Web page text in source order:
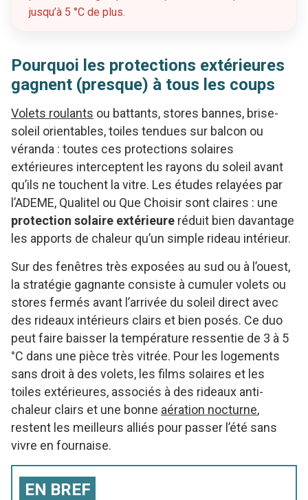
jusqu’à 5 °C de plus.
Pourquoi les protections extérieures
gagnent (presque) à tous les coups
Volets roulants ou battants, stores bannes, brise-
soleil orientables, toiles tendues sur balcon ou
véranda : toutes ces protections solaires
extérieures interceptent les rayons du soleil avant
qu’ils ne touchent la vitre. Les études relayées par
l’ADEME, Qualitel ou Que Choisir sont claires : une
protection solaire extérieure réduit bien davantage
les apports de chaleur qu’un simple rideau intérieur.
Sur des fenêtres très exposées au sud ou à l’ouest,
la stratégie gagnante consiste à cumuler volets ou
stores fermés avant l’arrivée du soleil direct avec
des rideaux intérieurs clairs et bien posés. Ce duo
peut faire baisser la température ressentie de 3 à 5
°C dans une pièce très vitrée. Pour les logements
sans droit à des volets, les films solaires et les
toiles extérieures, associés à des rideaux anti-
chaleur clairs et une bonne aération nocturne,
restent les meilleurs alliés pour passer l’été sans
vivre en fournaise.
EN BREF